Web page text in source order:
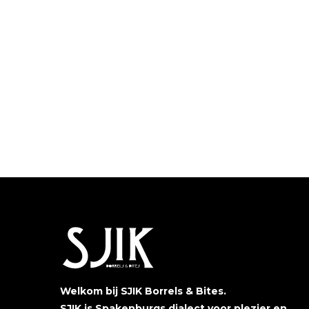
Welkom bij SJIK Borrels & Bites.